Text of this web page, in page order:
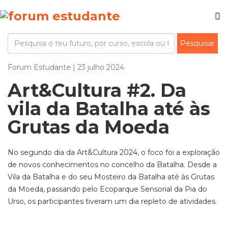
Forum Estudante | 23 julho 2024
Art&Cultura #2. Da
vila da Batalha até às
Grutas da Moeda
No segundo dia da Art&Cultura 2024, o foco foi a exploração
de novos conhecimentos no concelho da Batalha. Desde a
Vila da Batalha e do seu Mosteiro da Batalha até às Grutas
da Moeda, passando pelo Ecoparque Sensorial da Pia do
Urso, os participantes tiveram um dia repleto de atividades.